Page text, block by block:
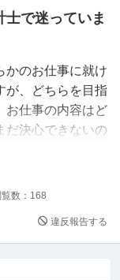
士で迷っていま
かのお仕事に就け
が、どちらを目指
お仕事の内容はど
だ決心できないの
デメリットを教
高校も商業高校
、数学の知識な
いったのをもう
考えていて、公認
かせるのかなと
数： 168
違反報告する